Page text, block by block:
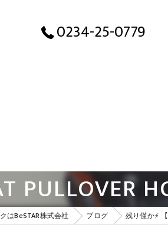
0234-25-0779
はBeSTAR株式会社 ブログ 残り僅か⚡